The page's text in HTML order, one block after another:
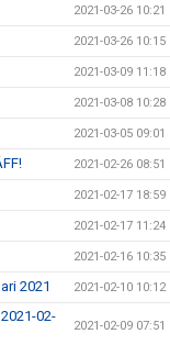
2021-03-26 10:21
2021-03-26 10:15
2021-03-09 11:18
2021-03-08 10:28
2021-03-05 09:01
2021-02-26 08:51
2021-02-17 18:59
2021-02-17 11:24
2021-02-16 10:35
2021 2021-02-10 10:12
02-
2021-02-09 07:51